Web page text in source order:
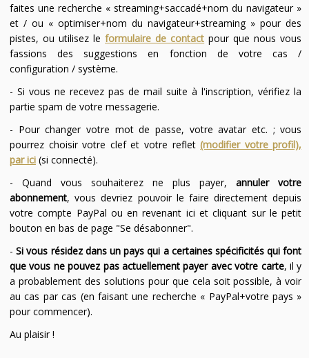
faites une recherche « streaming+saccadé+nom du navigateur »
et / ou « optimiser+nom du navigateur+streaming » pour des
pistes, ou utilisez leformulaire de contact pour que nous vous
fassions des suggestions en fonction de votre cas /
configuration / système.
- Si vous ne recevez pas de mail suite à l'inscription, vérifiez la
partie spam de votre messagerie.
- Pour changer votre mot de passe, votre avatar etc. ; vous
pourrez choisir votre clef et votre reflet(modifier votre profil),
par ici(si connecté).
- Quand vous souhaiterez ne plus payer,annuler votre
abonnement, vous devriez pouvoir le faire directement depuis
votre compte PayPal ou en revenant ici et cliquant sur le petit
bouton en bas de page "Se désabonner".
-Si vous résidez dans un pays qui a certaines spécificités qui font
que vous ne pouvez pas actuellement payer avec votre carte, il y
a probablement des solutions pour que cela soit possible, à voir
au cas par cas (en faisant une recherche « PayPal+votre pays »
pour commencer).
Au plaisir !